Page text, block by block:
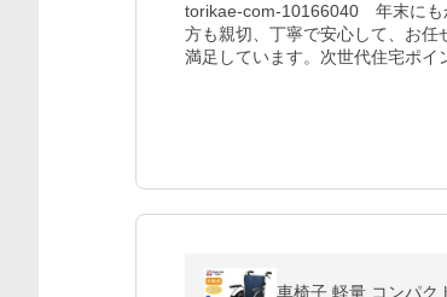
torikae-com-10166040　年末に
方も親切、丁寧で安心して、お任
満足しています。次世代住宅ポイ
車椅子 軽量 コンパク